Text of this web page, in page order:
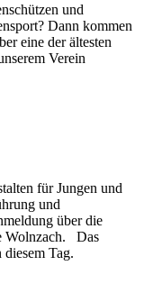
und
Dann kommen
eine der ältesten
Verein
für Jungen und
und
über die
Wolnzach. Das
Tag.